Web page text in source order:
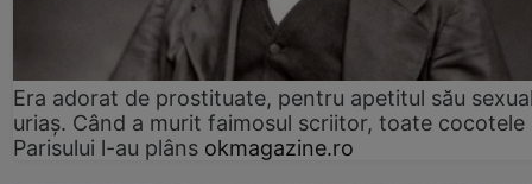
Era adorat de prostituate, pentru apetitul său
uriaș. Când a murit faimosul scriitor, toate cocotele
Parisului l-au plâns okmagazine.ro